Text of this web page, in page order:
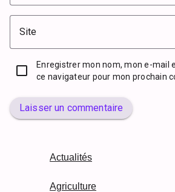
Site
Enregistrer mon nom, mon e-mail
ce navigateur pour mon prochain
Laisser un commentaire
Actualités
Agriculture